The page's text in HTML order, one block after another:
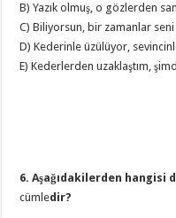
B) Yazık olmuş, o gözlerden
C) Biliyorsun, bir zamanlar
D) Kederinle üzülüyor,
E) Kederlerden uzaklaştım,
6. Aşağıdakilerden hangisi d
cümledir?